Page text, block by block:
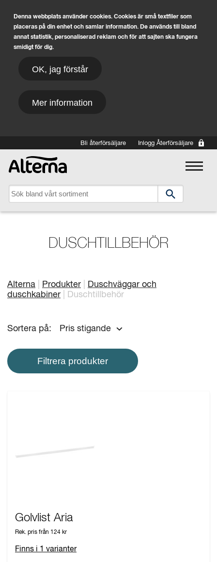
Denna webbplats använder cookies. Cookies är små textfiler som
placeras på din enhet och samlar information. De används till bland
annat statistik, personaliserad reklam och för att sajten ska fungera
smidigt för dig.
OK, jag förstår
Mer information
Hoppa till huvudinnehållBli återförsäljare Inlogg Återförsäljare
Main navigation
Serier
Om Alterna
Inspiration
Showroom
Mitt badrum Arkitekter
DUSCHTILLBEHÖR
Alterna Produkter
Duschväggar och
duschkabiner
Duschtillbehör
Sortera på: Pris stigande
Filtrera produkter
Golvlist Aria
Rek. pris från 124 kr
Finns i 1 varianter